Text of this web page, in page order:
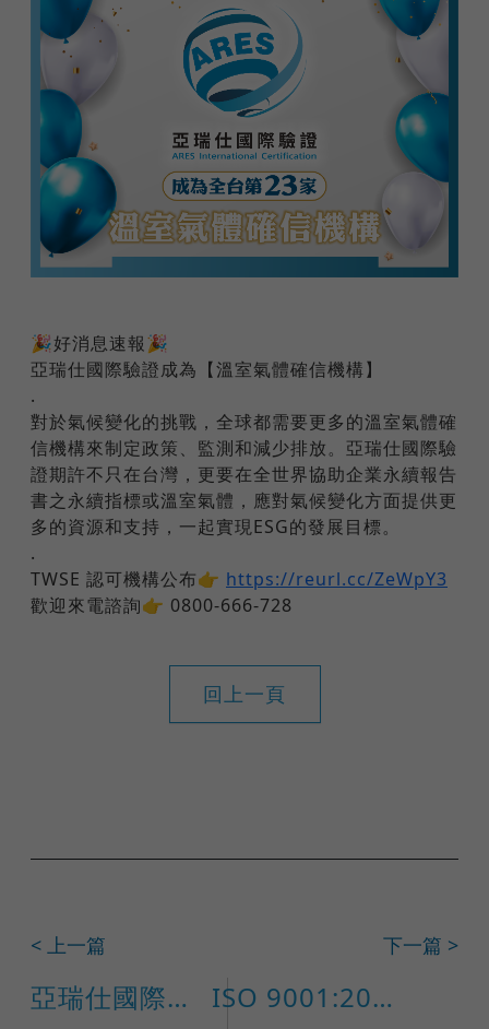
🎉好消息速報🎉
亞瑞仕國際驗證成為【溫室氣體確信機構】
.
對於氣候變化的挑戰，全球都需要更多的溫室氣體確
信機構來制定政策、監測和減少排放。亞瑞仕國際驗
證期許不只在台灣，更要在全世界協助企業永續報告
書之永續指標或溫室氣體，應對氣候變化方面提供更
多的資源和支持，一起實現ESG的發展目標。
.
TWSE 認可機構公布👉 https://reurl.cc/ZeWpY3
歡迎來電諮詢👉 0800-666-728
回上一頁
< 上一篇 下一篇 >
亞瑞仕國際驗證榮獲「溫室氣體查驗機構許可證」 ISO 9001:2026 正式發布日期確定！企業品質管理迎向全新里程碑